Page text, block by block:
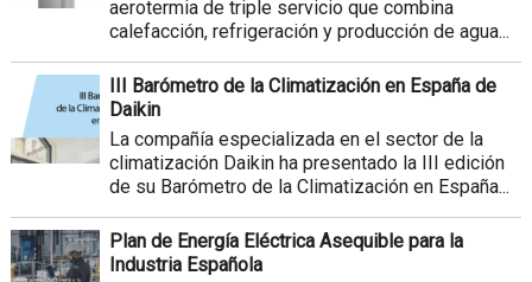
aerotermia de triple servicio que combina
calefacción, refrigeración y producción de agua...
III Barómetro de la Climatización en España de
Daikin
La compañía especializada en el sector de la
climatización Daikin ha presentado la III edición
de su Barómetro de la Climatización en España...
Plan de Energía Eléctrica Asequible para la
Industria Española